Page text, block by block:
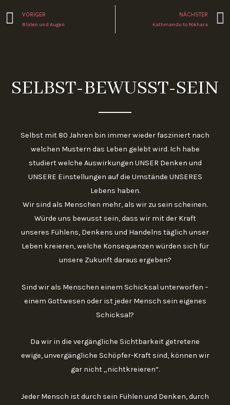
Zurück
VORIGER
Blüten und Augen
NÄCHSTER
Kathmandu to Pokhara
SELBST-BEWUSST-SEIN
Selbst mit 80 Jahren bin immer wieder fasziniert nach
welchen Mustern das Leben gelebt wird. Ich habe
studiert welche Auswirkungen UNSER Denken und
UNSERE Einstellungen auf die Umstände UNSERES
Lebens haben.
Wir sind als Menschen mehr, als wir zu sein scheinen.
Würde uns bewusst sein, dass wir mit der Kraft
unseres Fühlens, Denkens und Handelns täglich unser
Leben kreieren, welche Konsequenzen würden sich für
unsere Zukunft daraus ergeben?
Sind wir als Menschen einem Schicksal unterworfen –
einem Gottwesen oder ist jeder Mensch sein eigenes
Schicksal?
Da wir in die vergängliche Sichtbarkeit getretene
ewige, unvergängliche Schöpfer-Kraft sind, können wir
gar nicht „nichtkreieren“.
Jeder Mensch ist durch sein Fühlen und Denken, durch